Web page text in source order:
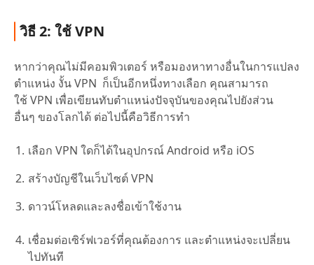
วิธี 2: ใช้ VPN
หากว่าคุณไม่มีคอมพิวเตอร์ หรือมองหาทางอื่นในการแปลง
ตำแหน่ง งั้น VPN ก็เป็นอีกหนึ่งทางเลือก คุณสามารถ
ใช้ VPN เพื่อเขียนทับตำแหน่งปัจจุบันของคุณไปยังส่วน
อื่นๆ ของโลกได้ ต่อไปนี้คือวิธีการทำ
เลือก VPN ใดก็ได้ในอุปกรณ์ Android หรือ iOS
สร้างบัญชีในเว็บไซต์ VPN
ดาวน์โหลดและลงชื่อเข้าใช้งาน
เชื่อมต่อเซิร์ฟเวอร์ที่คุณต้องการ และตำแหน่งจะเปลี่ยน
ไปทันที